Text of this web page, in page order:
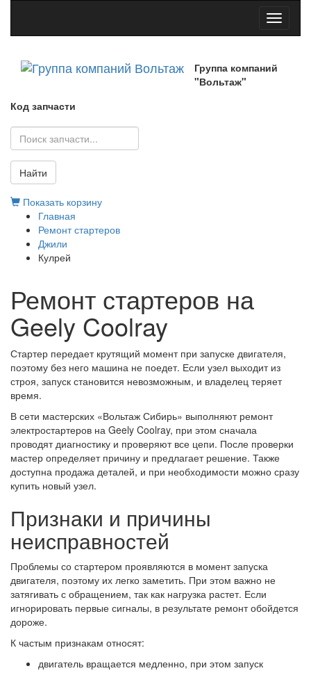
Toggle
Группа компаний
"Вольтаж"
Код запчасти
Найти
Показать корзину
Главная
Ремонт стартеров
Джили
Кулрей
Ремонт стартеров на
Geely Coolray
Стартер передает крутящий момент при запуске двигателя,
поэтому без него машина не поедет. Если узел выходит из
строя, запуск становится невозможным, и владелец теряет
время.
В сети мастерских «Вольтаж Сибирь» выполняют ремонт
электростартеров на Geely Coolray, при этом сначала
проводят диагностику и проверяют все цепи. После проверки
мастер определяет причину и предлагает решение. Также
доступна продажа деталей, и при необходимости можно сразу
купить новый узел.
Признаки и причины
неисправностей
Проблемы со стартером проявляются в момент запуска
двигателя, поэтому их легко заметить. При этом важно не
затягивать с обращением, так как нагрузка растет. Если
игнорировать первые сигналы, в результате ремонт обойдется
дороже.
К частым признакам относят:
двигатель вращается медленно, при этом запуск